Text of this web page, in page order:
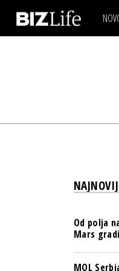
Od polja
Mars
MOL